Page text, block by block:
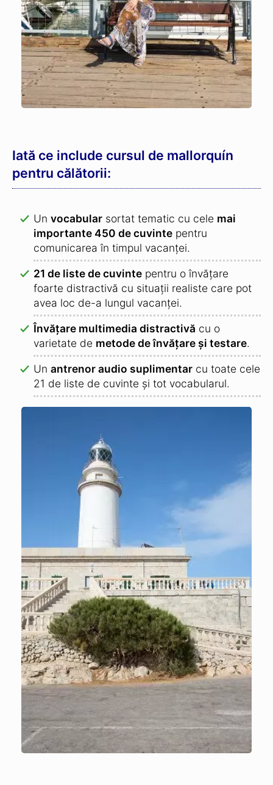
Iată ce include cursul de mallorquín
pentru călătorii:
Un vocabular sortat tematic cu cele mai
importante 450 de cuvinte pentru
comunicarea în timpul vacanței.
21 de liste de cuvinte pentru o învățare
foarte distractivă cu situații realiste care pot
avea loc de-a lungul vacanței.
Învățare multimedia distractivă cu o
varietate de metode de învățare și testare.
Un antrenor audio suplimentar cu toate cele
21 de liste de cuvinte și tot vocabularul.